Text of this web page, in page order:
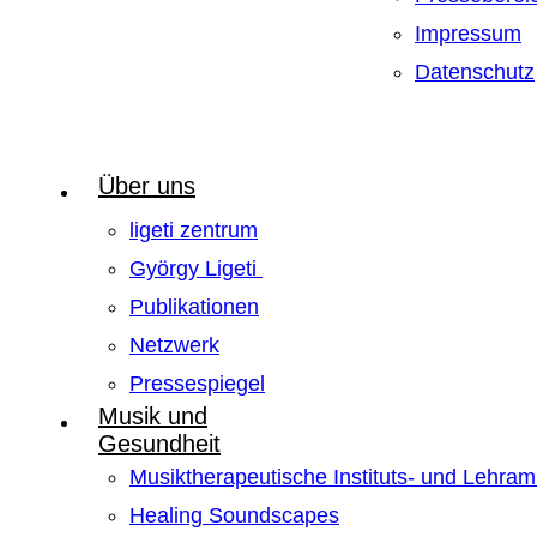
Impressum
Datenschutz
Über uns
ligeti zentrum
György Ligeti
Publikationen
Netzwerk
Pressespiegel
Musik und
Gesundheit
Musiktherapeutische Instituts- und
Healing Soundscapes